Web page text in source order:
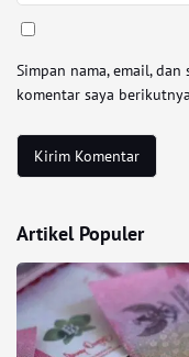
Simpan nama, email,
komentar saya
Artikel Populer